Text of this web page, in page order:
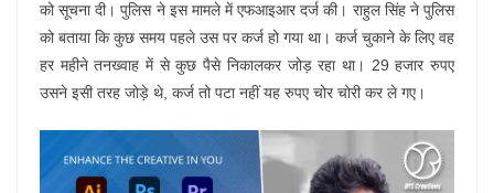
को सूचना दी। पुलिस ने इस मामले में एफआइआर दर्ज की। राहुल सिंह ने पुलिस
को बताया कि कुछ समय पहले उस पर कर्ज हो गया था। कर्ज चुकाने के लिए वह
हर महीने तनख्वाह में से कुछ पैसे निकालकर जोड़ रहा था। 29 हजार रुपए
उसने इसी तरह जोड़े थे, कर्ज तो पटा नहीं यह रुपए चोर चोरी कर ले गए।